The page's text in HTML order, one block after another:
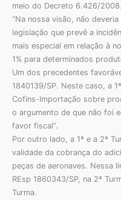
meio do Decreto 6.426/2008.
“Na nossa visão, não
legislação que prevê a
mais especial em relação à
1% para determinados
Um dos precedentes
1840139/SP. Neste caso, a
Cofins-Importação sobre
o argumento de que não foi
favor fiscal”.
Por outro lado, a 1ª e a 2ª
validade da cobrança do
peças de aeronaves. Nessa
REsp 1860343/SP, na 2ª
Turma.